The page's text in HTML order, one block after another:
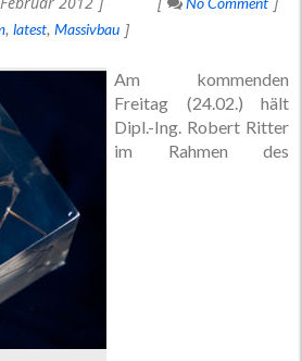
latest Massivbau
Am kommenden
Freitag (24.02.) hält
Dipl.-Ing. Robert Ritter
im Rahmen des